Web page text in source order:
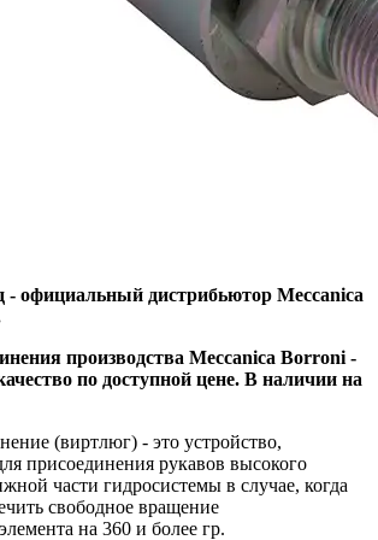
официальный дистрибьютор Meccanica
производства Meccanica Borroni -
по доступной цене. В наличии на
(виртлюг) - это устройство,
присоединения рукавов высокого
части гидросистемы в случае, когда
свободное вращение
на 360 и более гр.